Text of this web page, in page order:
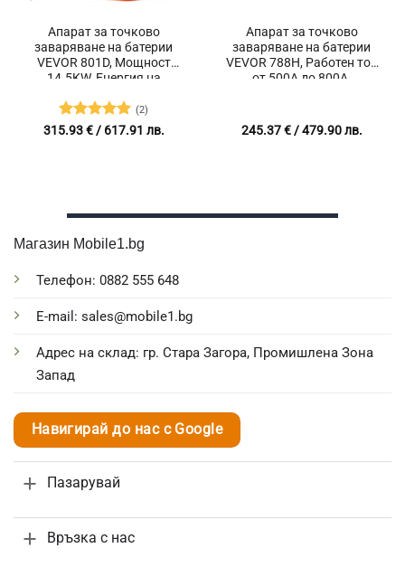
Апарат за точково
заваряване на батерии
VEVOR 801D, Мощност
14.5KW, Енергия на
Регулируем ток 500-2500A
Оценено с
(2)
315.93€/ 617.91 лв.
Апарат за точково
заваряване на батерии
VEVOR 788H, Работен ток
от 500A до 800A,
заваряване до 0.15 мм
245.37€/ 479.90 лв.
Магазин Mobile1.bg
Телефон: 0882 555 648
E-mail: sales@mobile1.bg
Адрес на склад: гр. Стара Загора, Промишлена Зона
Запад
Навигирай до нас с Google
Пазарувай
Връзка с нас